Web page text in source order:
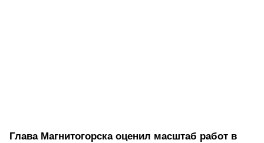
Глава Магнитогорска оценил масштаб работ в